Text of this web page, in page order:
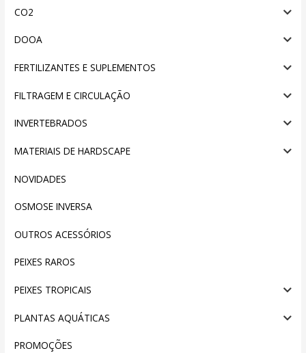
CO2
DOOA
FERTILIZANTES E SUPLEMENTOS
FILTRAGEM E CIRCULAÇÃO
INVERTEBRADOS
MATERIAIS DE HARDSCAPE
NOVIDADES
OSMOSE INVERSA
OUTROS ACESSÓRIOS
PEIXES RAROS
PEIXES TROPICAIS
PLANTAS AQUÁTICAS
PROMOÇÕES